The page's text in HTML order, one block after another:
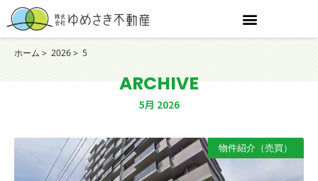
ホーム 2026 5
ARCHIVE
5月 2026
物件紹介（売買）